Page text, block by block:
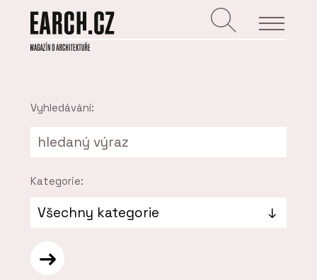
Vyhledávání:
Kategorie: